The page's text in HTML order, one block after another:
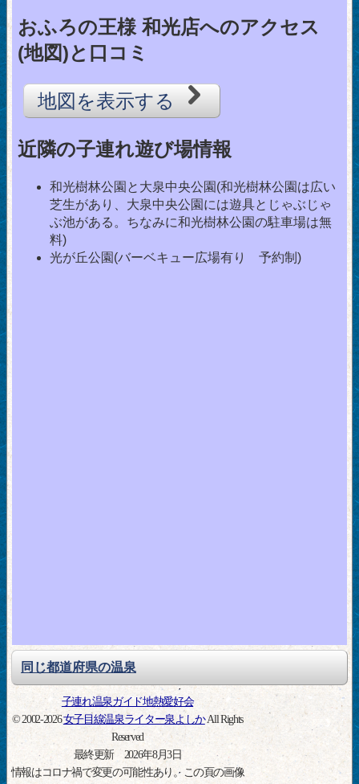
おふろの王様 和光店へのアクセス
(地図)と口コミ
地図を表示する
近隣の子連れ遊び場情報
和光樹林公園と大泉中央公園(和光樹林公園は広い
芝生があり、大泉中央公園には遊具とじゃぶじゃ
ぶ池がある。ちなみに和光樹林公園の駐車場は無
料)
光が丘公園(バーベキュー広場有り 予約制)
同じ都道府県の温泉